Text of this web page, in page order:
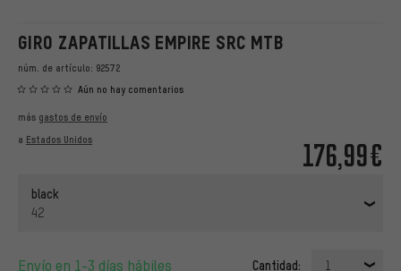
GIRO ZAPATILLAS EMPIRE SRC MTB
núm. de artículo: 92572
Aún no hay comentarios
176,99€
más gastos de envío
a Estados Unidos
black
42
Envío en 1-3 días hábiles Cantidad: 1